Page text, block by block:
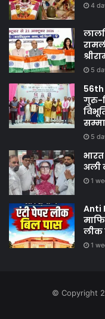
4
5
गुरु-
5
अली
1
Anti
लीक
1
© Copyright